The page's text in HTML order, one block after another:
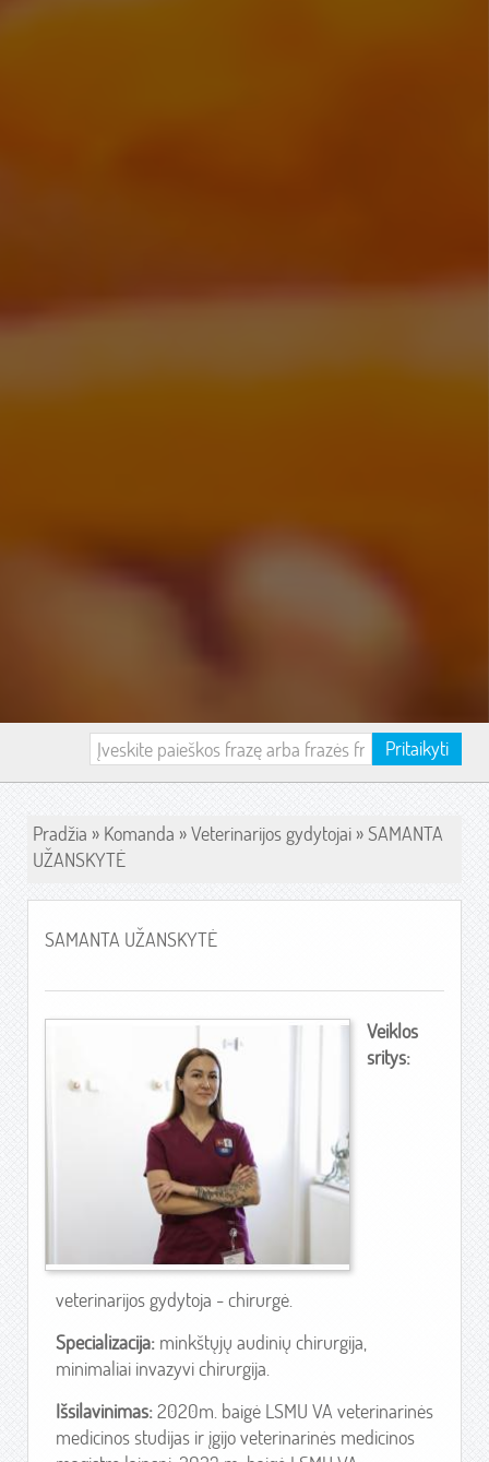
Pritaikyti
Pradžia » Komanda »Veterinarijos gydytojai » SAMANTA
UŽANSKYTĖ
SAMANTA UŽANSKYTĖ
Veiklos
sritys:
veterinarijos gydytoja - chirurgė.
Specializacija: minkštųjų audinių chirurgija,
minimaliai invazyvi chirurgija.
Išsilavinimas:2020m. baigė LSMU VA veterinarinės
medicinos studijas ir įgijo veterinarinės medicinos